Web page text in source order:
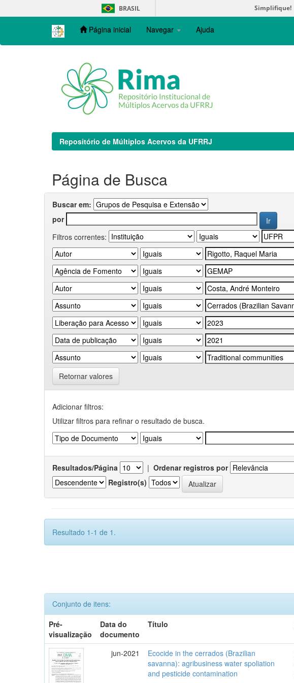
navigation
BRASIL Simplifique!
Página inicial Navegar Ajuda
Repositório de Múltiplos Acervos da UFRRJ
Página de Busca
Buscar em:
por
Filtros correntes:
Retornar valores
Adicionar filtros:
Utilizar filtros para refinar o resultado de busca.
Resultados/Página | Ordenar registros por
Registro(s)
Resultado 1-1 de 1.
Conjunto de itens:
Pré-
visualização
Data do
documento
Título
jun-2021
Ecocide in the cerrados (Brazilian
savanna): agribusiness water spoliation
and pesticide contamination